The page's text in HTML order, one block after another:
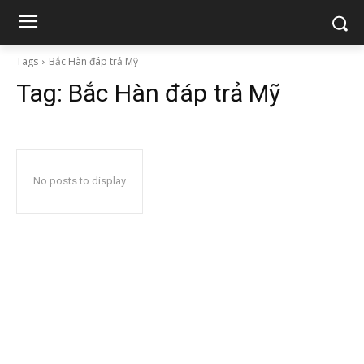
Tags Bắc Hàn đáp trả Mỹ
Tag: Bắc Hàn đáp trả Mỹ
No posts to display